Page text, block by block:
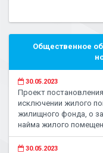
Общественное
30.05.2023
Проект
исключении жилого
жилищного фонда, о
найма жилого
30.05.2023